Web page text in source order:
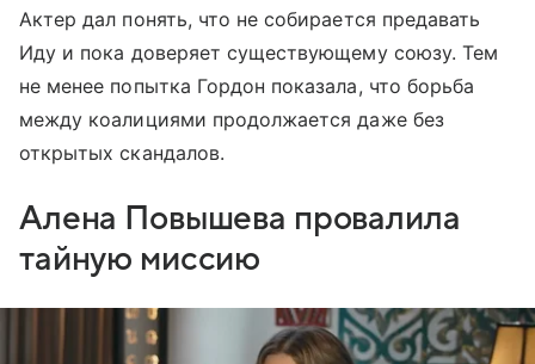
Актер дал понять, что не собирается предавать
Иду и пока доверяет существующему союзу. Тем
не менее попытка Гордон показала, что борьба
между коалициями продолжается даже без
открытых скандалов.
Алена Повышева провалила
тайную миссию